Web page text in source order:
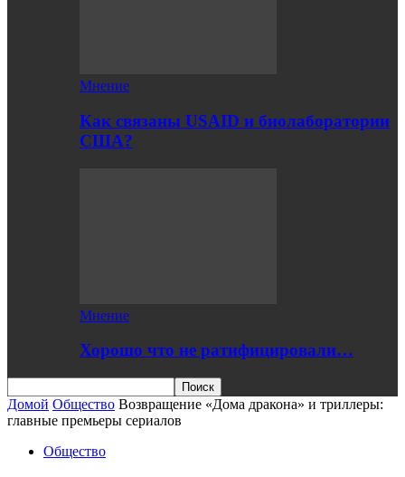
Мнение
Как связаны USAID и биолаборатории
США?
Мнение
Хорошо что не ратифицировали…
Домой Общество Возвращение «Дома дракона» и триллеры:
главные премьеры сериалов
Общество